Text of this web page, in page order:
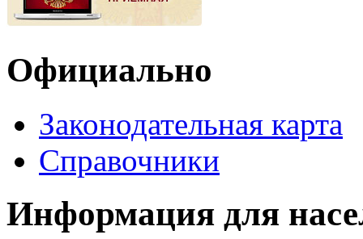
Официально
Законодательная карта
Справочники
Информация для